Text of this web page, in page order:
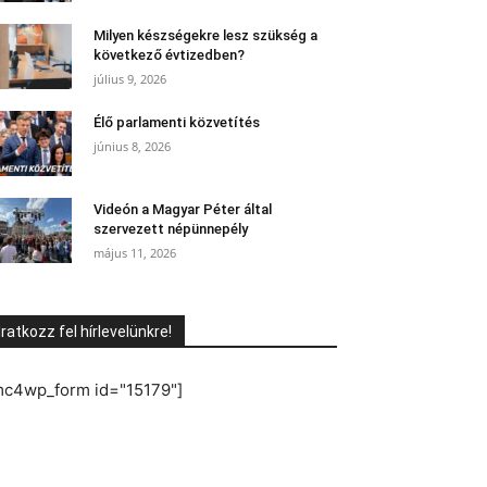
Milyen készségekre lesz szükség a
következő évtizedben?
július 9, 2026
Élő parlamenti közvetítés
június 8, 2026
Videón a Magyar Péter által
szervezett népünnepély
május 11, 2026
fel hírlevelünkre!
id="15179"]